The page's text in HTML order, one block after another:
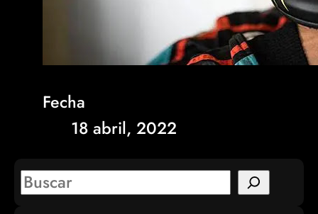
Fecha
18 abril, 2022
S